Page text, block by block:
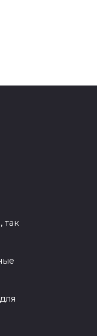
так